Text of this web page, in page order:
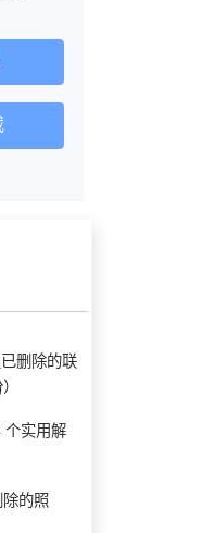
删除的联
个实用解
的照